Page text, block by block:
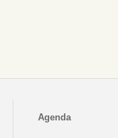
Agenda